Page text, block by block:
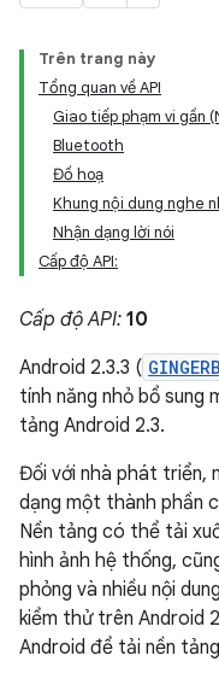
Trên trang này
Tổng quan về API
Giao tiếp phạm vi gần
Bluetooth
Đồ hoạ
Khung nội dung nghe
Nhận dạng lời nói
Cấp độ API:
Cấp độ API: 10
Android 2.3.3 (
tính năng nhỏ bổ sung
tảng Android 2.3.
Đối với nhà phát triển,
dạng một thành phần
Nền tảng có thể tải
hình ảnh hệ thống,
phỏng và nhiều nội
kiểm thử trên Android
Android để tải nền